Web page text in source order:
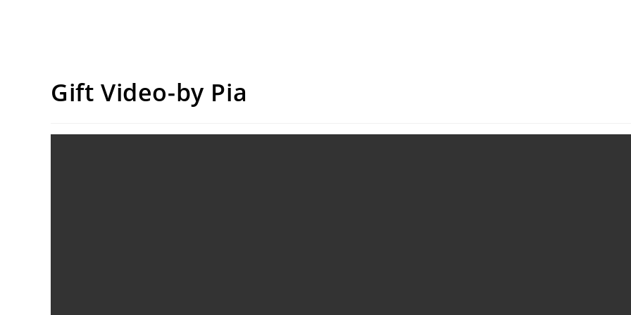
Gift Video-by Pia